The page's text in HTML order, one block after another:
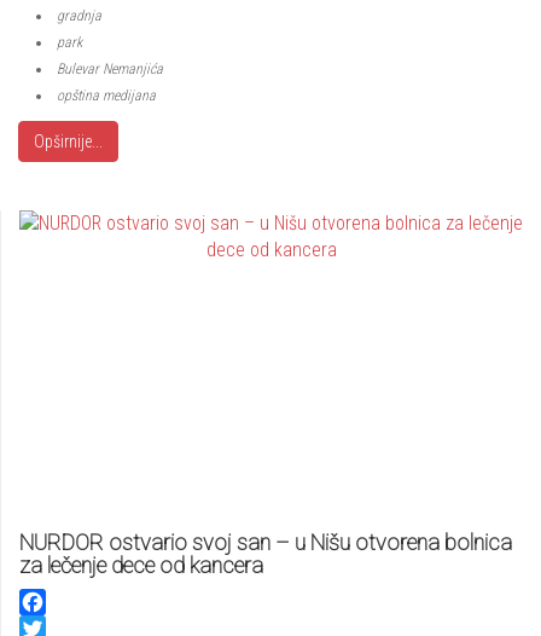
gradnja
park
Bulevar Nemanjića
opština medijana
Opširnije...
NURDOR ostvario svoj san – u Nišu otvorena bolnica
za lečenje dece od kancera
Facebook